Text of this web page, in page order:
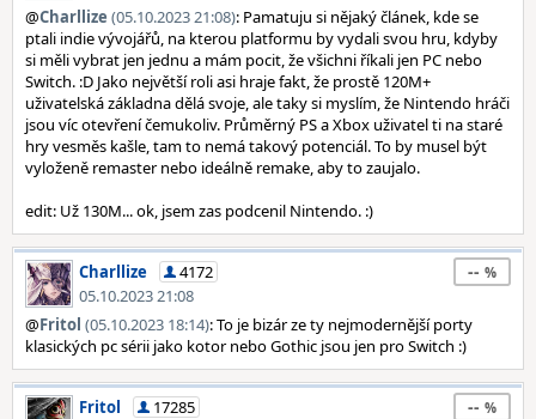
@Charllize (05.10.2023 21:08): Pamatuju si nějaký článek, kde se
ptali indie vývojářů, na kterou platformu by vydali svou hru, kdyby
si měli vybrat jen jednu a mám pocit, že všichni říkali jen PC nebo
Switch. :D Jako největší roli asi hraje fakt, že prostě 120M+
uživatelská základna dělá svoje, ale taky si myslím, že Nintendo hráči
jsou víc otevření čemukoliv. Průměrný PS a Xbox uživatel ti na staré
hry vesměs kašle, tam to nemá takový potenciál. To by musel být
vyloženě remaster nebo ideálně remake, aby to zaujalo.
edit: Už 130M... ok, jsem zas podcenil Nintendo. :)
Charllize
4172
05.10.2023 21:08
--
@Fritol (05.10.2023 18:14): To je bizár ze ty nejmodernější porty
klasických pc sérii jako kotor nebo Gothic jsou jen pro Switch :)
Fritol
17285
--